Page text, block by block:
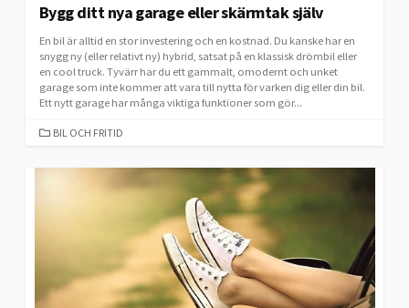
Bygg ditt nya garage eller skärmtak själv
En bil är alltid en stor investering och en kostnad. Du kanske har en
snygg ny (eller relativt ny) hybrid, satsat på en klassisk drömbil eller
en cool truck. Tyvärr har du ett gammalt, omodernt och unket
garage som inte kommer att vara till nytta för varken dig eller din bil.
Ett nytt garage har många viktiga funktioner som gör...
CATEGORIES
BIL OCH FRITID